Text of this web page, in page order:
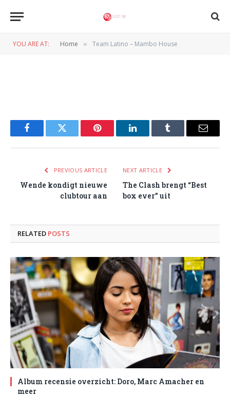
YOU ARE AT: Home » Team Latino – Mambo House
FacebookTwitter Pinterest LinkedInTumblr Email
PREVIOUS ARTICLE
Wende kondigt nieuwe
clubtour aan
NEXT ARTICLE
The Clash brengt “Best
box ever” uit
RELATED POSTS
Album recensie overzicht: Doro, Marc Amacher en
meer